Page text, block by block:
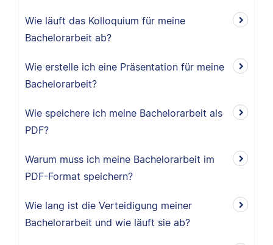
Wie läuft das Kolloquium für meine
Bachelorarbeit ab?
Wie erstelle ich eine Präsentation für meine
Bachelorarbeit?
Wie speichere ich meine Bachelorarbeit als
PDF?
Warum muss ich meine Bachelorarbeit im
PDF-Format speichern?
Wie lang ist die Verteidigung meiner
Bachelorarbeit und wie läuft sie ab?